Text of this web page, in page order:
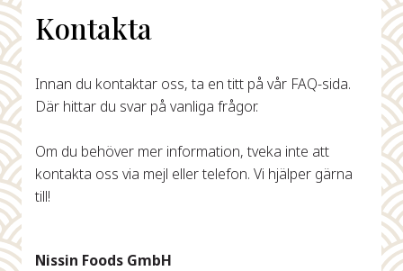
Kontakta
Innan du kontaktar oss, ta en titt på vår FAQ-sida.
Där hittar du svar på vanliga frågor.
Om du behöver mer information, tveka inte att
kontakta oss via mejl eller telefon. Vi hjälper gärna
till!
Nissin Foods GmbH